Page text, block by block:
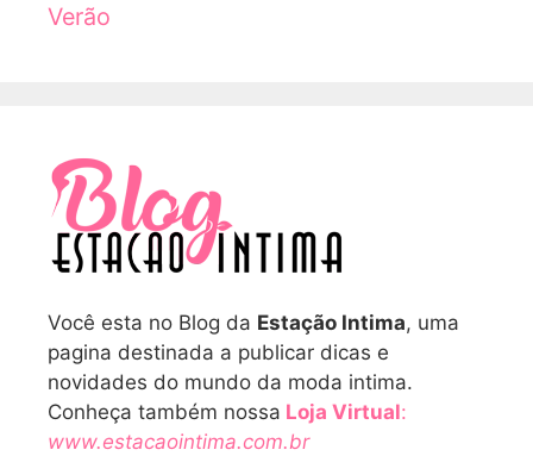
Verão
Você esta no Blog da Estação Intima, uma
pagina destinada a publicar dicas e
novidades do mundo da moda intima.
Conheça também nossa Loja Virtual:
www.estacaointima.com.br